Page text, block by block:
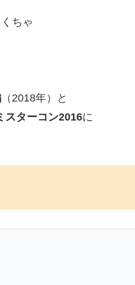
ちゃ
（2018年）と
スターコン2016に